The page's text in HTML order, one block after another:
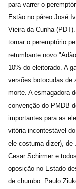
para varrer o
Estão no páreo José
Vieira da Cunha
tornar o peremptório
retumbante novo
10% do eleitorado. A
versões botocudas de
morte. A esmagadora
convenção do PMDB
importantes para as
vitória incontestável
ele costuma dizer), de
Cesar Schirmer e
oposição no Estado
de chumbo. Paulo